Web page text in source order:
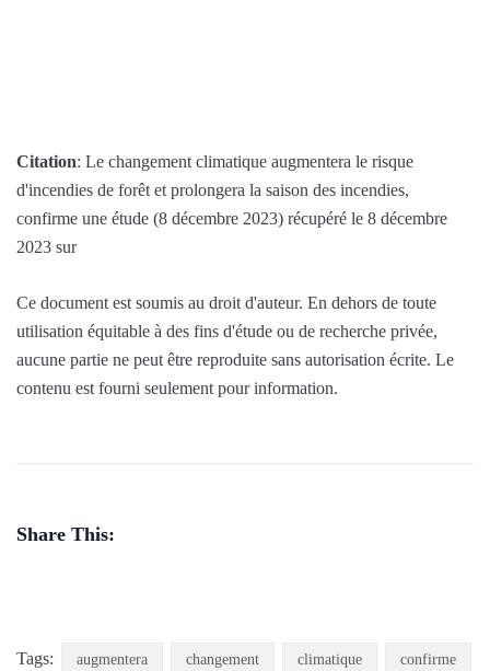
Citation: Le changement climatique augmentera le risque
d'incendies de forêt et prolongera la saison des incendies,
confirme une étude (8 décembre 2023) récupéré le 8 décembre
2023 sur
Ce document est soumis au droit d'auteur. En dehors de toute
utilisation équitable à des fins d'étude ou de recherche privée,
aucune partie ne peut être reproduite sans autorisation écrite. Le
contenu est fourni seulement pour information.
Share This:
Tags: augmentera changement climatique confirme